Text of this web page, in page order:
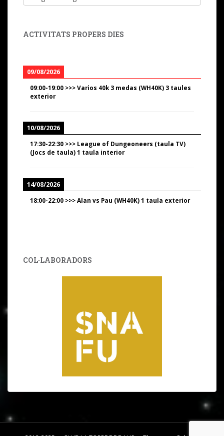
ACTIVITATS PROPERS DIES
09/08/2026
09:00-19:00 >>>Varios 40k 3 medas (WH40K) 3 taules
exterior
10/08/2026
17:30-22:30 >>> League of Dungeoneers (taula TV)
(Jocs de taula) 1 taula interior
14/08/2026
18:00-22:00 >>>Alan vs Pau (WH40K) 1 taula exterior
COL·LABORADORS